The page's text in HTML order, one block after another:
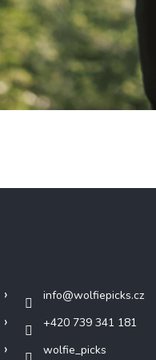
info@wolfiepicks.cz
+420 739 341 181
wolfie_picks